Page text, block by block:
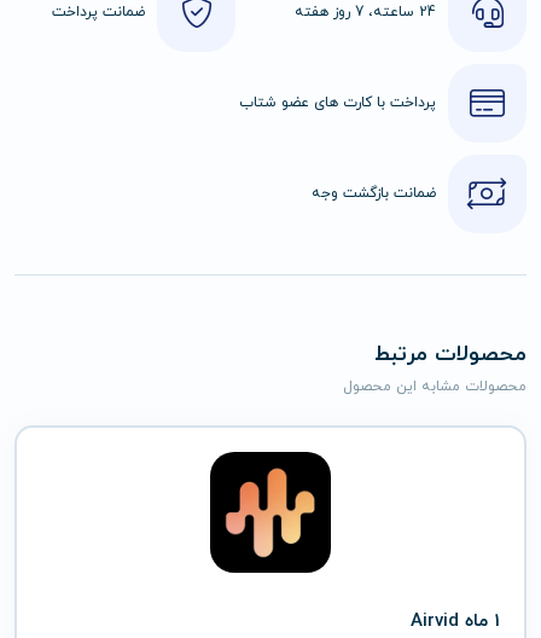
24 ساعته، 7 روز هفته ضمانت پرداخت
پرداخت با کارت های عضو شتاب
ضمانت بازگشت وجه
محصولات مرتبط
محصولات مشابه این محصول
1 ماه Airvid